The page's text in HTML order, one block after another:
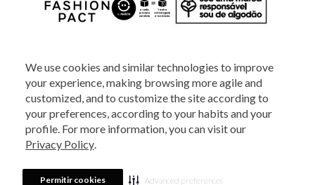
We use cookies and similar technologies to improve
your experience, making browsing more agile and
customized, and to customize the site according to
your preferences, according to your habits and your
profile. For more information, you can visit our
Privacy Policy.
Permitir cookies Advanced preferences
2025 - Veste S.A Estilo. Todos os direitos reservados - A loja Estoque reserva-
se no direito de corrigir ou alterar informações como: preços, promoções e
880 5520.Horário de Atendimento:
Sábados das 8h às 14h, exceto feriados. Veste S.A Estilo. Rua Othão, 405, Vila